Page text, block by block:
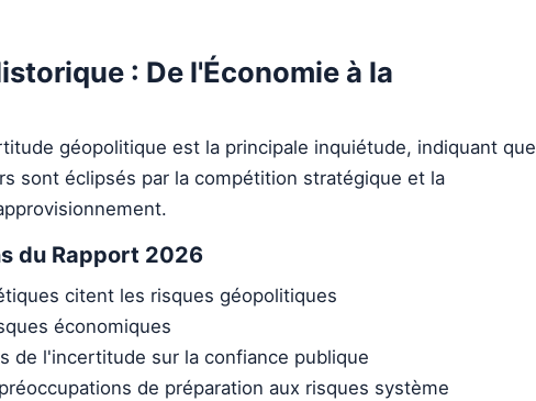
: De l'Économie à la
géopolitique est la principale inquiétude, indiquant que
sont éclipsés par la compétition stratégique et la
du Rapport 2026
citent les risques géopolitiques
économiques
de l'incertitude sur la confiance publique
de préparation aux risques système